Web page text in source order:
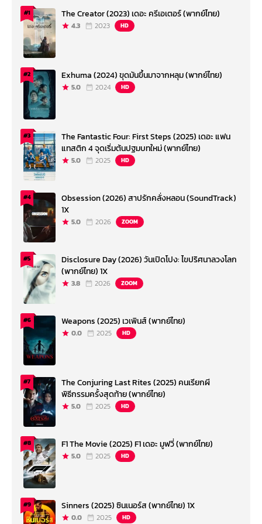
#1 The Creator (2023) เดอะ ครีเอเตอร์ (พากย์ไทย)
4.3 2023 HD
#2 Exhuma (2024) ขุดมันขึ้นมาจากหลุม (พากย์ไทย)
5.0 2024 HD
#3
The Fantastic Four: First Steps (2025) เดอะ แฟน
แทสติก 4 จุดเริ่มต้นปฐมบทใหม่ (พากย์ไทย)
5.0 2025 HD
#4
Obsession (2026) สาปรักคลั่งหลอน (SoundTrack)
1X
5.0 2026 ZOOM
#5
Disclosure Day (2026) วันเปิดโปง: ไขปริศนาลวงโลก
(พากย์ไทย) 1X
3.8 2026 ZOOM
#6 Weapons (2025) เวเพินส์ (พากย์ไทย)
0.0 2025 HD
#7
The Conjuring Last Rites (2025) คนเรียกผี
พิธีกรรมครั้งสุดท้าย (พากย์ไทย)
5.0 2025 HD
#8 F1 The Movie (2025) F1 เดอะ มูฟวี่ (พากย์ไทย)
5.0 2025 HD
#9 Sinners (2025) ซินเนอร์ส (พากย์ไทย) 1X
0.0 2025 HD